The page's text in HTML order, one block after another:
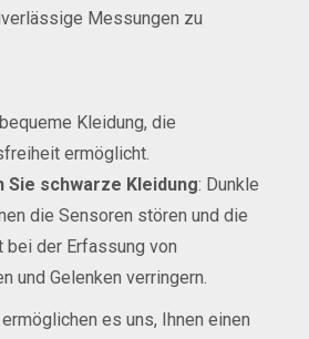
Messungen zu
Kleidung, die
ermöglicht.
Sie schwarze Kleidung: Dunkle
die Sensoren stören und die
bei der Erfassung von
und Gelenken verringern.
es uns, Ihnen einen